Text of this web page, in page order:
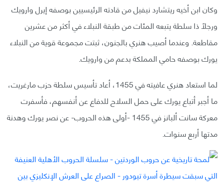
وكان ابن أخيه ريتشارد نيفيل من قادته الرئيسيين بوصفه إيرل وارويك
ورجلًا ذا سلطة يتبعه المئات من طبقة النبلاء في أكثر من عشرين
مقاطعة. وعندما أصيب هنري بالجنون، ثبتت مجموعة قوية من النبلاء
يورك بوصفه حامي المملكة بدعم من وارويك.
لما استعاد هنري عافيته في 1455، أعاد تأسيس سلطة حزب مارغريت،
ما أجبر أتباع يورك على حمل السلاح للدفاع عن أنفسهم، فأسفرت
معركة سانت ألبانز في 1455 -أولى هذه الحروب- عن نصر يورك وهدنة
مدتها أربع سنوات.